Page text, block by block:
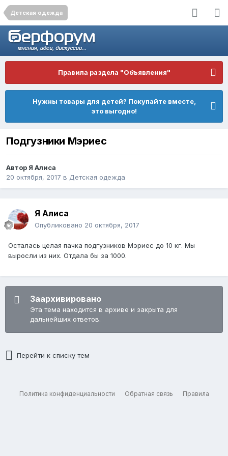
Детская одежда
Правила раздела "Объявления"
Нужны товары для детей? Покупайте вместе,
это выгодно!
Подгузники Мэриес
Автор Я Алиса
20 октября, 2017 в Детская одежда
Я Алиса
Опубликовано 20 октября, 2017
Осталась целая пачка подгузников Мэриес до 10 кг. Мы
выросли из них. Отдала бы за 1000.
Заархивировано
Эта тема находится в архиве и закрыта для
дальнейших ответов.
Перейти к списку тем
Политика конфиденциальности Обратная связь Правила